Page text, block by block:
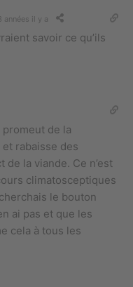
années il y a
savoir ce qu’ils
de la
rabaisse des
de la viande. Ce n’est
climatosceptiques
le bouton
ai pas et que les
cela à tous les